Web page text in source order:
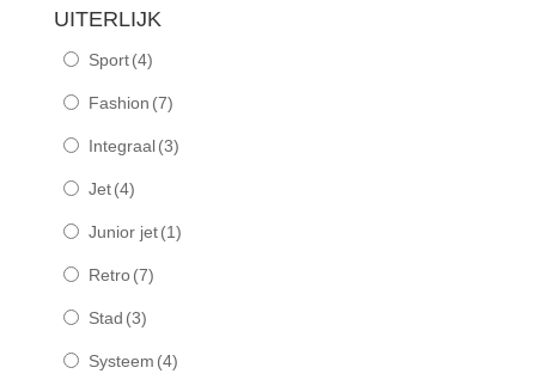
UITERLIJK
Sport (4)
Fashion (7)
Integraal (3)
Jet (4)
Junior jet (1)
Retro (7)
Stad (3)
Systeem (4)